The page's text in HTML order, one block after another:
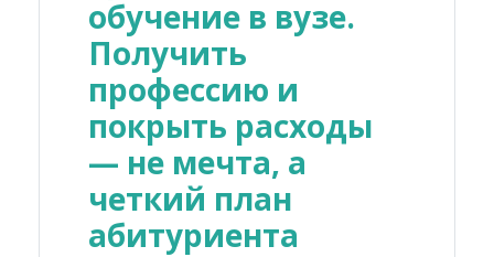
обучение в вузе.
Получить
профессию и
покрыть расходы
— не мечта, а
четкий план
абитуриента